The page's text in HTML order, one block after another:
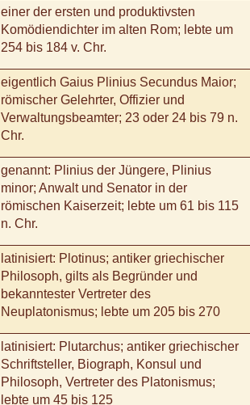
einer der ersten und produktivsten
Komödiendichter im alten Rom; lebte um
254 bis 184 v. Chr.
eigentlich Gaius Plinius Secundus Maior;
römischer Gelehrter, Offizier und
Verwaltungsbeamter; 23 oder 24 bis 79 n.
Chr.
genannt: Plinius der Jüngere, Plinius
minor; Anwalt und Senator in der
römischen Kaiserzeit; lebte um 61 bis 115
n. Chr.
latinisiert: Plotinus; antiker griechischer
Philosoph, gilts als Begründer und
bekanntester Vertreter des
Neuplatonismus; lebte um 205 bis 270
latinisiert: Plutarchus; antiker griechischer
Schriftsteller, Biograph, Konsul und
Philosoph, Vertreter des Platonismus;
lebte um 45 bis 125